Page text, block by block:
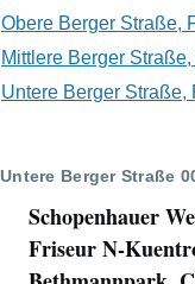
Obere Berger Straße,
Mittlere Berger
Untere Berger Straße,
Untere Berger Straße
Schopenhauer
Friseur N-